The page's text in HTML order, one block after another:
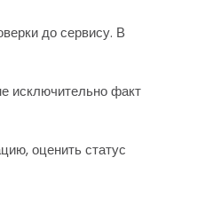
до сервису. В
исключительно факт
оценить статус